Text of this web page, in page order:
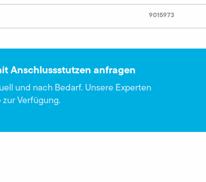
9015973
Anschlussstutzen anfragen
und nach Bedarf. Unsere Experten
Verfügung.